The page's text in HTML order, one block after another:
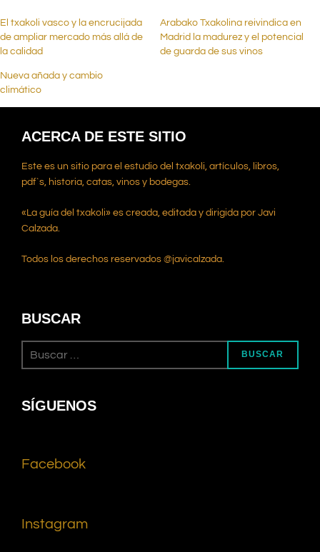
El txakoli vasco y la encrucijada
de ampliar mercado más allá de
la calidad
Arabako Txakolina reivindica en
Madrid la madurez y el potencial
de guarda de sus vinos
Nueva añada y cambio
climático
ACERCA DE ESTE SITIO
Este es un sitio para el estudio del txakoli, artículos, libros,
pdf`s, historia, catas, vinos y bodegas.
«La guía del txakoli» es creada, editada y dirigida por Javi
Calzada.
Todos los derechos reservados @javicalzada.
BUSCAR
BUSCAR
SÍGUENOS
Facebook
Instagram